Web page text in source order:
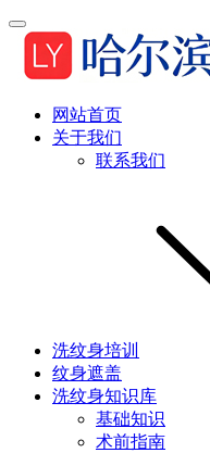
网站首页
关于我们
联系我们
洗纹身培训
纹身遮盖
洗纹身知识库
基础知识
术前指南